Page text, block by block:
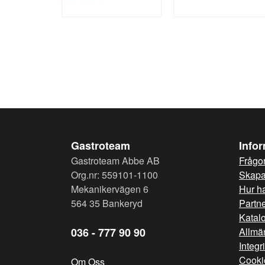
Gastroteam
Gastroteam Abbe AB
Org.nr: 559101-1100
Mekanikervägen 6
564 35 Bankeryd
036 - 777 90 90
Om Oss
Hur